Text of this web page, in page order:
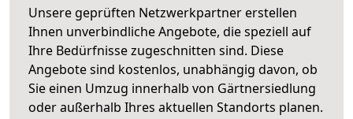
Unsere geprüften Netzwerkpartner erstellen
Ihnen unverbindliche Angebote, die speziell auf
Ihre Bedürfnisse zugeschnitten sind. Diese
Angebote sind kostenlos, unabhängig davon, ob
Sie einen Umzug innerhalb von Gärtnersiedlung
oder außerhalb Ihres aktuellen Standorts planen.